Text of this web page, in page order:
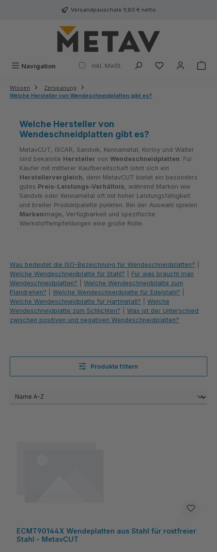
Versandpauschale 9,80 € netto
Navigation inkl. MwSt.
Wissen
Zerspanung
Welche Hersteller von Wendeschneidplatten gibt es?
Welche Hersteller von
Wendeschneidplatten gibt es?
MetavCUT, ISCAR, Sandvik, Kennametal, Korloy und Walter
sind bekannte Hersteller von Wendeschneidplatten. Für
Käufer mit mittlerer Kaufbereitschaft lohnt sich ein
Herstellervergleich, denn MetavCUT bietet ein besonders
gutes Preis-Leistungs-Verhältnis, während Marken wie
Sandvik oder Kennametal oft mit hoher Leistungsfähigkeit
und breiter Produktpalette punkten. Bei der Auswahl spielen
Markenimage, Verfügbarkeit und spezifische
Werkstoffempfehlungen eine große Rolle.
Was bedeutet die ISO-Bezeichnung für Wendeschneidplatten?
Welche Wendeschneidplatte für Stahl?
Für was braucht man
Wendeschneidplatten?
Welche Wendeschneidplatte zum
Plandrehen?
Welche Wendeschneidplatte für Edelstahl?
Welche Wendeschneidplatte für Hartmetall?
Welche
Wendeschneidplatte zum Schlichten?
Was ist der Unterschied
zwischen positiven und negativen Wendeschneidplatten?
Produkte filtern
ECMT90144X Wendeplatten aus Stahl für rostfreier
Stahl - MetavCUT